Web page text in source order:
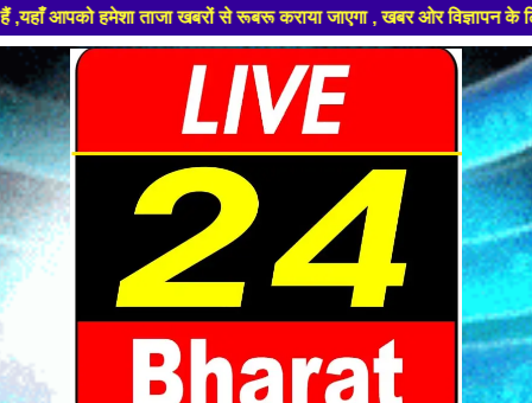
ताजा खबरों से रूबरू कराया जाएगा , खबर ओर विज्ञापन के लिए संपर्क
Skip
to
content